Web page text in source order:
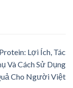
Lợi Ích, Tác
Và Cách Sử Dụng
Cho Người Việt